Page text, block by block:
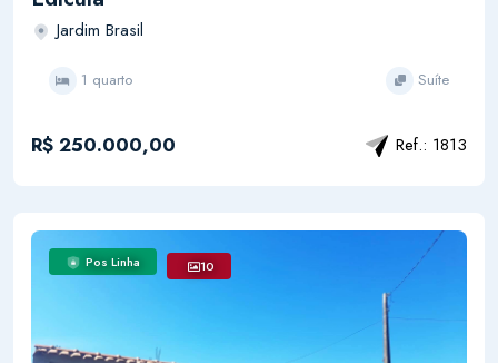
Jardim Brasil
1 quarto Suíte
R$ 250.000,00 Ref.: 1813
Pos Linha 10